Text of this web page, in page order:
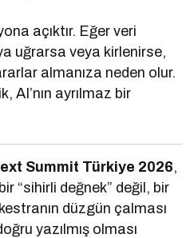
açıktır. Eğer veri
uğrarsa veya kirlenirse,
almanıza neden olur.
AI’nın ayrılmaz bir
Summit Türkiye 2026,
“sihirli değnek” değil, bir
düzgün çalması
yazılmış olması